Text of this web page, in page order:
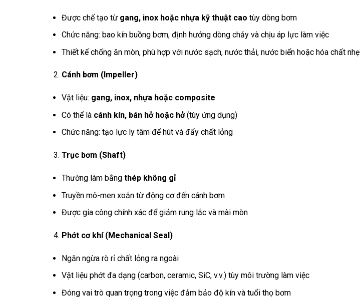
Được chế tạo từ gang, inox hoặc nhựa kỹ thuật cao tùy dòng bơm
Chức năng: bao kín buồng bơm, định hướng dòng chảy và chịu áp lực làm việc
Thiết kế chống ăn mòn, phù hợp với nước sạch, nước thải, nước biển hoặc hóa chất nhẹ
Cánh bơm (Impeller)
Vật liệu: gang, inox, nhựa hoặc composite
Có thể là cánh kín, bán hở hoặc hở(tùy ứng dụng)
Chức năng: tạo lực ly tâm để hút và đẩy chất lỏng
Trục bơm (Shaft)
Thường làm bằng thép không gỉ
Truyền mô-men xoắn từ động cơ đến cánh bơm
Được gia công chính xác để giảm rung lắc và mài mòn
Phớt cơ khí (Mechanical Seal)
Ngăn ngừa rò rỉ chất lỏng ra ngoài
Vật liệu phớt đa dạng (carbon, ceramic, SiC, v.v.) tùy môi trường làm việc
Đóng vai trò quan trọng trong việc đảm bảo độ kín và tuổi thọ bơm